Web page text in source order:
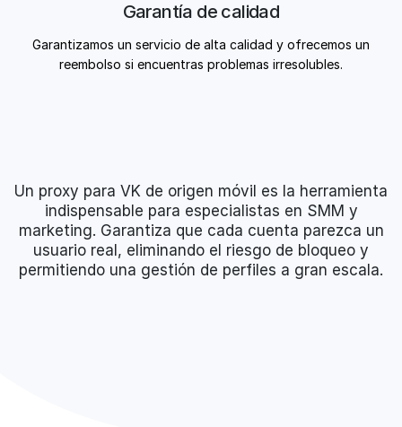
Garantía de calidad
Garantizamos un servicio de alta calidad y ofrecemos un
reembolso si encuentras problemas irresolubles.
Un proxy para VK de origen móvil es la herramienta
indispensable para especialistas en SMM y
marketing. Garantiza que cada cuenta parezca un
usuario real, eliminando el riesgo de bloqueo y
permitiendo una gestión de perfiles a gran escala.